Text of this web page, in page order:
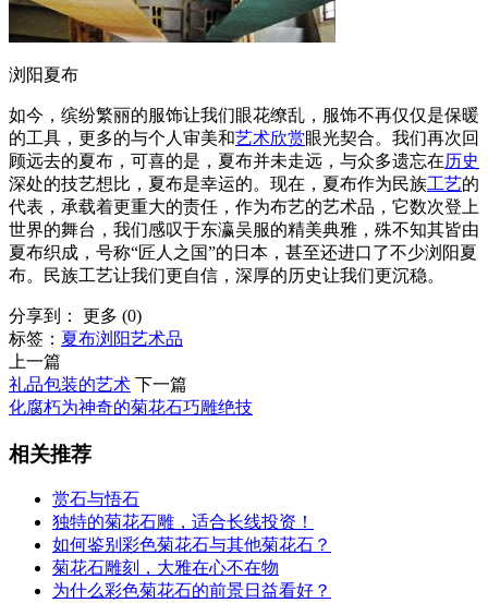
浏阳夏布
如今，缤纷繁丽的服饰让我们眼花缭乱，服饰不再仅仅是保暖
的工具，更多的与个人审美和艺术欣赏眼光契合。我们再次回
顾远去的夏布，可喜的是，夏布并未走远，与众多遗忘在历史
深处的技艺想比，夏布是幸运的。现在，夏布作为民族工艺的
代表，承载着更重大的责任，作为布艺的艺术品，它数次登上
世界的舞台，我们感叹于东瀛吴服的精美典雅，殊不知其皆由
夏布织成，号称“匠人之国”的日本，甚至还进口了不少浏阳夏
布。民族工艺让我们更自信，深厚的历史让我们更沉稳。
分享到： 更多 (0)
标签： 夏布浏阳艺术品
上一篇
礼品包装的艺术 下一篇
化腐朽为神奇的菊花石巧雕绝技
相关推荐
赏石与悟石
独特的菊花石雕，适合长线投资！
如何鉴别彩色菊花石与其他菊花石？
菊花石雕刻，大雅在心不在物
为什么彩色菊花石的前景日益看好？